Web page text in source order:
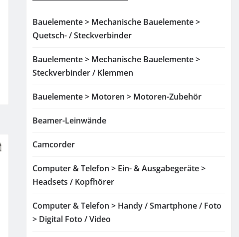
Bauelemente > Mechanische Bauelemente >
Quetsch- / Steckverbinder
Bauelemente > Mechanische Bauelemente >
Steckverbinder / Klemmen
Bauelemente > Motoren > Motoren-Zubehör
Beamer-Leinwände
Camcorder
Computer & Telefon > Ein- & Ausgabegeräte >
Headsets / Kopfhörer
Computer & Telefon > Handy / Smartphone / Foto
> Digital Foto / Video